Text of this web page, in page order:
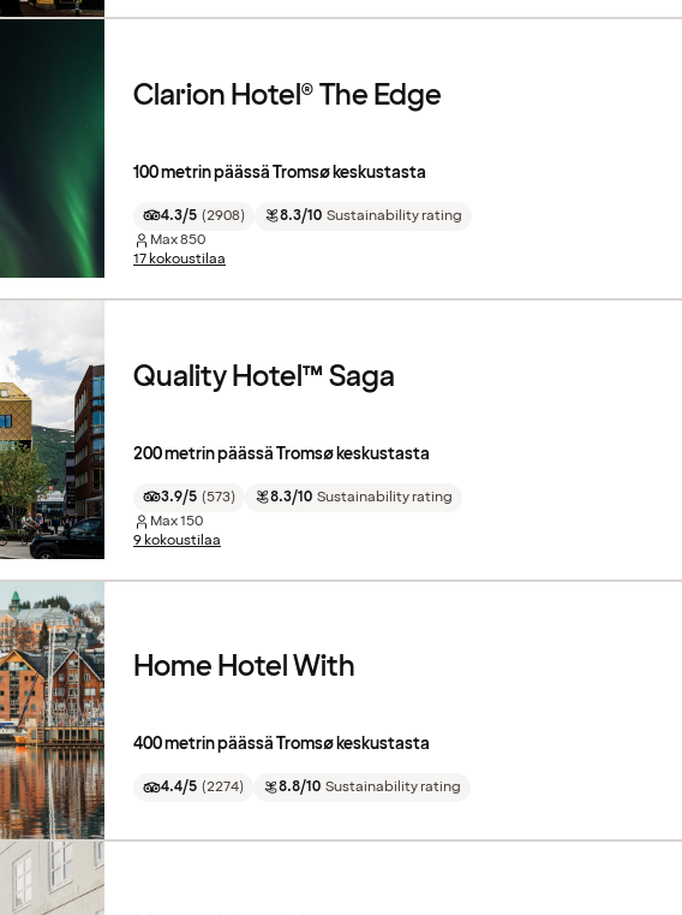
Clarion Hotel® The Edge
100 metrin päässä Tromsø keskustasta
4.3/5 (2908) 8.3/10 Sustainability rating
Max850
17 kokoustilaa
Quality Hotel™ Saga
200 metrin päässä Tromsø keskustasta
3.9/5 (573) 8.3/10 Sustainability rating
Max150
9 kokoustilaa
Home Hotel With
400 metrin päässä Tromsø keskustasta
4.4/5 (2274) 8.8/10 Sustainability rating